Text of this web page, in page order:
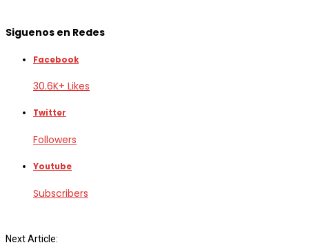
Siguenos en Redes
Facebook
30.6K+ Likes
Twitter
Followers
Youtube
Subscribers
Next Article: